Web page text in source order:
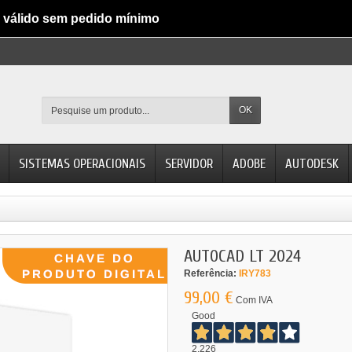
válido sem pedido mínimo
OK
SISTEMAS OPERACIONAIS SERVIDOR ADOBE AUTODESK
AUTOCAD LT 2024
Referência: IRY783
99,00 € Com IVA
Good
2.226